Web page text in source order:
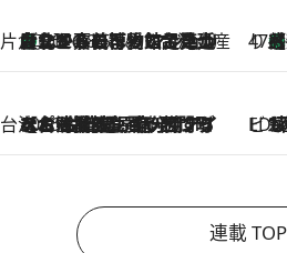
片倉真理のときめく台湾土産
2026.8.5
台北からちょっと足を延ばして嘉義へ！ マジョリカタイルの博物館で見つけたレトロ可愛い台湾土産 47都道府
【静岡
台湾ぶらぶら食べ歩き
2026.8.4
【台湾夏旅】買い物するなら“台湾の原宿”西門町へ！ お土産も自分用アイテムも揃うショッピングスポット8選 ビューティ
“落と
連載 TOP